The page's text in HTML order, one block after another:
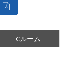
Cルーム